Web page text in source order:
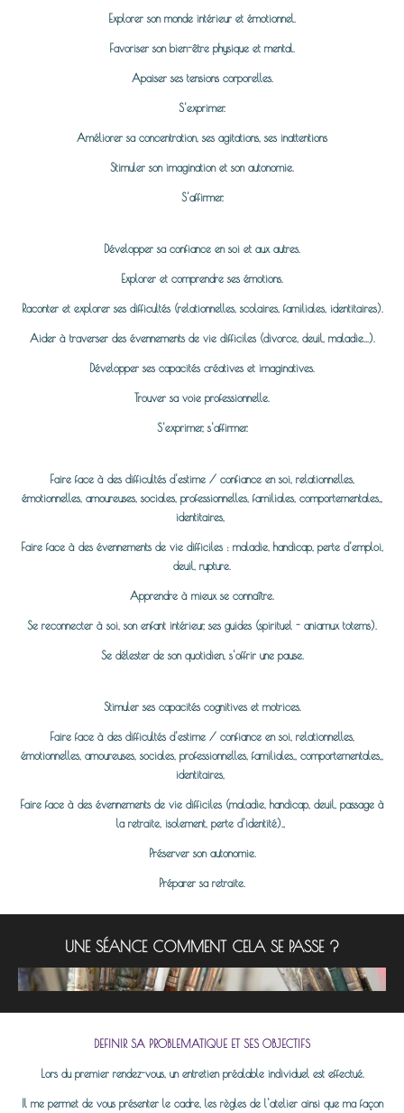
Explorer son monde intérieur et émotionnel.
Favoriser son bien-être physique et mental.
Apaiser ses tensions corporelles.
S'exprimer.
Améliorer sa concentration, ses agitations, ses inattentions
Stimuler son imagination et son autonomie.
S'affirmer.
Développer sa confiance en soi et aux autres.
Explorer et comprendre ses émotions.
Raconter et explorer ses difficultés (relationnelles, scolaires, familiales, identitaires).
Aider à traverser des évennements de vie difficiles (divorce, deuil, maladie...).
Développer ses capacités créatives et imaginatives.
Trouver sa voie professionnelle.
S'exprimer, s'affirmer.
Faire face à des difficultés d'estime / confiance en soi, relationnelles,
émotionnelles, amoureuses, sociales, professionnelles, familiales, comportementales,,
identitaires,
Faire face à des évennements de vie difficiles : maladie, handicap, perte d'emploi,
deuil, rupture.
Apprendre à mieux se connaître.
Se reconnecter à soi, son enfant intérieur, ses guides (spirituel - aniamux totems).
Se délester de son quotidien, s'offrir une pause.
Stimuler ses capacités cognitives et motrices.
Faire face à des difficultés d'estime / confiance en soi, relationnelles,
émotionnelles, amoureuses, sociales, professionnelles, familiales,, comportementales,,
identitaires,
Faire face à des évennements de vie difficiles (maladie, handicap, deuil, passage à
la retraite, isolement, perte d'identité).,
Préserver son autonomie.
Préparer sa retraite.
UNE SÉANCE COMMENT CELA SE PASSE ?
DEFINIR SA PROBLEMATIQUE ET SES OBJECTIFS
Lors du premier rendez-vous, un entretien préalable individuel est effectué.
Il me permet de vous présenter le cadre, les règles de l'atelier ainsi que ma façon